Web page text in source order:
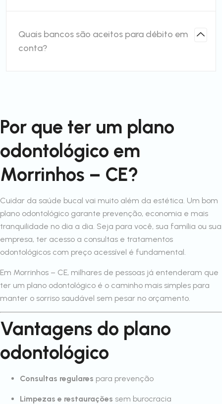
Quais bancos são aceitos para débito em
conta?
Por que ter um plano
odontológico em
Morrinhos – CE?
Cuidar da saúde bucal vai muito além da estética. Um bom
plano odontológico garante prevenção, economia e mais
tranquilidade no dia a dia. Seja para você, sua família ou sua
empresa, ter acesso a consultas e tratamentos
odontológicos com preço acessível é fundamental.
Em Morrinhos – CE, milhares de pessoas já entenderam que
ter um plano odontológico é o caminho mais simples para
manter o sorriso saudável sem pesar no orçamento.
Vantagens do plano
odontológico
Consultas regulares para prevenção
Limpezas e restaurações sem burocracia